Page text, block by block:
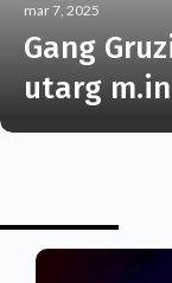
mar 7, 2025
Gang
utarg